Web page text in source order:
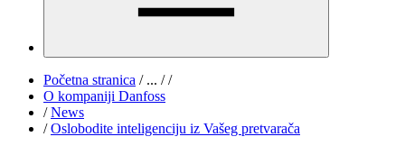
Početna stranica /... / /
O kompaniji Danfoss
/ News
/ Oslobodite inteligenciju iz Vašeg pretvarača